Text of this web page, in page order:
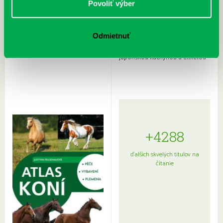
Povoliť výber
Odmietnuť
Rudź, Przemyslaw: Atlas hviezd:
Hardy, Paula: Japonsko na tanieri:
japonskou kuchyňou a etiketou
+4288
ďalších skvelých titulov na
čítanie